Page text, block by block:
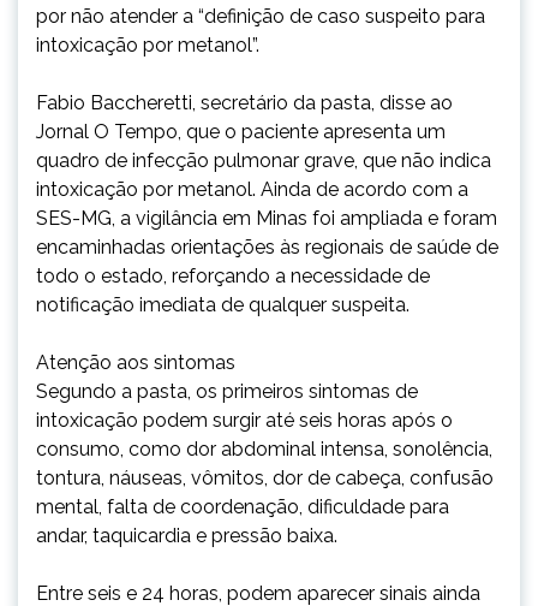
por não atender a “definição de caso suspeito para
intoxicação por metanol”.
Fabio Baccheretti, secretário da pasta, disse ao
Jornal O Tempo, que o paciente apresenta um
quadro de infecção pulmonar grave, que não indica
intoxicação por metanol. Ainda de acordo com a
SES-MG, a vigilância em Minas foi ampliada e foram
encaminhadas orientações às regionais de saúde de
todo o estado, reforçando a necessidade de
notificação imediata de qualquer suspeita.
Atenção aos sintomas
Segundo a pasta, os primeiros sintomas de
intoxicação podem surgir até seis horas após o
consumo, como dor abdominal intensa, sonolência,
tontura, náuseas, vômitos, dor de cabeça, confusão
mental, falta de coordenação, dificuldade para
andar, taquicardia e pressão baixa.
Entre seis e 24 horas, podem aparecer sinais ainda